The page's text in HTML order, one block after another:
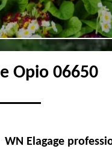
Opio 06650
WN Elagage